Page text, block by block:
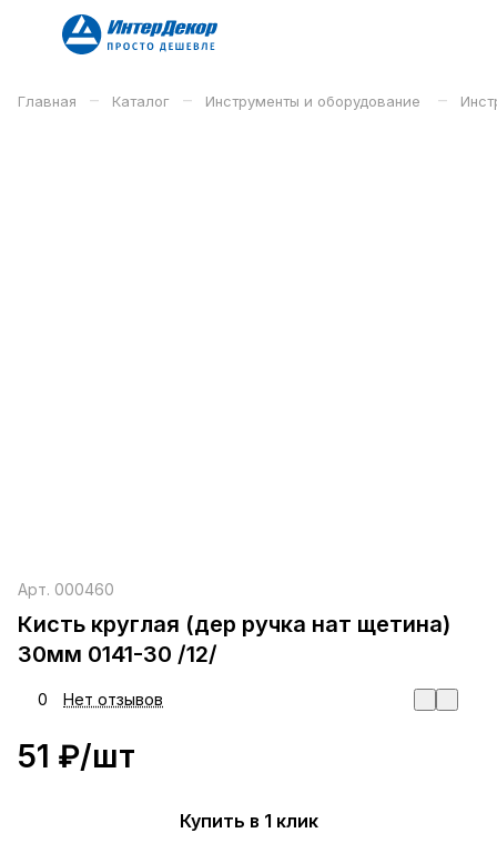
Главная – Каталог – Инструменты и оборудование –
Арт. 000460
Кисть круглая (дер ручка нат щетина)
30мм 0141-30 /12/
0 Нет отзывов
51 ₽/шт
Купить в 1 клик